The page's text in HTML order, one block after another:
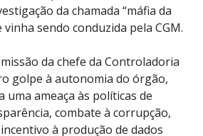
da chamada “máfia da
vinha sendo conduzida pela CGM.
da chefe da Controladoria
golpe à autonomia do órgão,
ameaça às políticas de
combate à corrupção,
à produção de dados